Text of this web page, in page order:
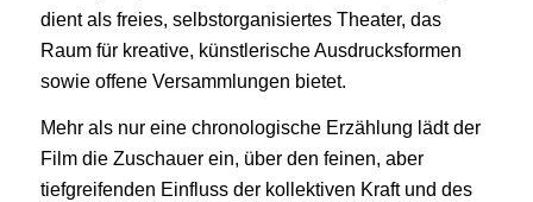
dient als freies, selbstorganisiertes Theater, das
Raum für kreative, künstlerische Ausdrucksformen
sowie offene Versammlungen bietet.
Mehr als nur eine chronologische Erzählung lädt der
Film die Zuschauer ein, über den feinen, aber
tiefgreifenden Einfluss der kollektiven Kraft und des